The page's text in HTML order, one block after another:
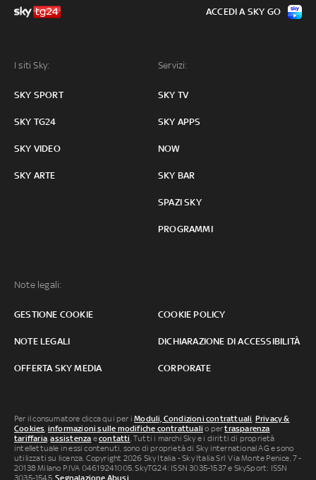
I siti Sky:
SKY SPORT
SKY TG24
SKY VIDEO
SKY ARTE
Servizi:
SKY TV
SKY APPS
NOW
SKY BAR
SPAZI SKY
PROGRAMMI
Note legali:
GESTIONE COOKIE COOKIE POLICY
NOTE LEGALI DICHIARAZIONE DI ACCESSIBILITÀ
OFFERTA SKY MEDIA CORPORATE
ACCEDI A SKY GO
Per il consumatore clicca qui per iModuli, Condizioni contrattuali, Privacy &
Cookies, informazioni sulle modifiche contrattuali o pertrasparenza
tariffaria,assistenza econtatti. Tutti i marchi Sky e i diritti di proprietà
intellettuale in essi contenuti, sono di proprietà di Sky international AG e sono
utilizzati su licenza. Copyright 2026 Sky Italia - Sky Italia Srl Via Monte Penice, 7 -
20138 Milano P.IVA 04619241005. SkyTG24: ISSN 3035-1537 e SkySport: ISSN
3035-1545.Segnalazione Abusi